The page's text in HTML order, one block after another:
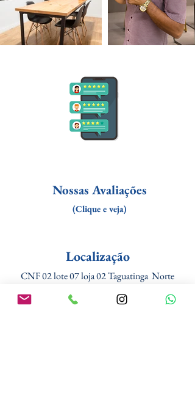
Nossas Avaliações
(Clique e veja)
Localização
CNF 02 lote 07 loja 02 Taguatinga Norte
DF - CEP
72125525